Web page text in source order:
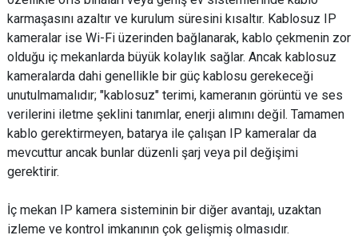
karmaşasını azaltır ve kurulum süresini kısaltır. Kablosuz IP
kameralar ise Wi-Fi üzerinden bağlanarak, kablo çekmenin zor
olduğu iç mekanlarda büyük kolaylık sağlar. Ancak kablosuz
kameralarda dahi genellikle bir güç kablosu gerekeceği
unutulmamalıdır; "kablosuz" terimi, kameranın görüntü ve ses
verilerini iletme şeklini tanımlar, enerji alımını değil. Tamamen
kablo gerektirmeyen, batarya ile çalışan IP kameralar da
mevcuttur ancak bunlar düzenli şarj veya pil değişimi
gerektirir.
İç mekan IP kamera sisteminin bir diğer avantajı, uzaktan
izleme ve kontrol imkanının çok gelişmiş olmasıdır.